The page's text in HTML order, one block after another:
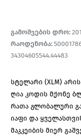
გამოშვების დრო:
რაოდენობა:
34304605544.44483
სტელარი (XLM)
ღია კოდის მქონე
რათა გლობალური
იაფი და
მაკკეიბის მიერ